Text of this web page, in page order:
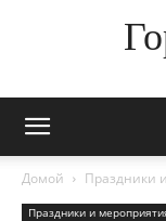
Домой Праздники
Праздники и